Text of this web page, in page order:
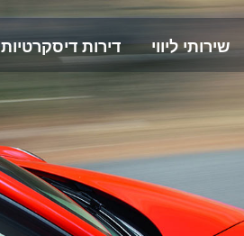
שירותי ליווי דירות דיסקרטיות